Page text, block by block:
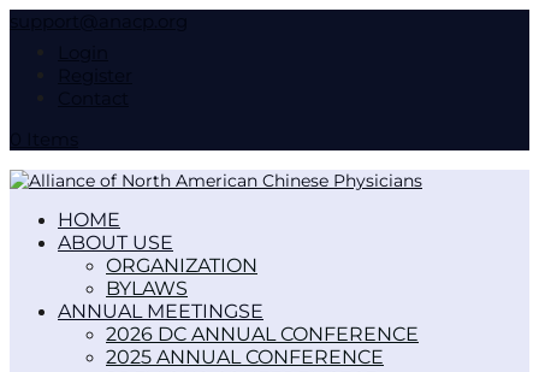
HOME
ABOUT US
ORGANIZATION
BYLAWS
ANNUAL MEETINGS
2026 DC ANNUAL CONFERENCE
2025 ANNUAL CONFERENCE